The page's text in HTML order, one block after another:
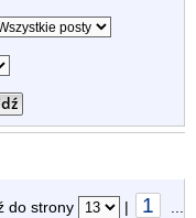
do strony | 1